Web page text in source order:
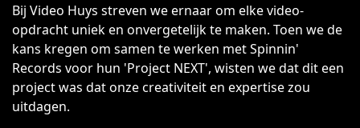
Bij Video Huys streven we ernaar om elke video-
opdracht uniek en onvergetelijk te maken. Toen we de
kans kregen om samen te werken met Spinnin'
Records voor hun 'Project NEXT', wisten we dat dit een
project was dat onze creativiteit en expertise zou
uitdagen.